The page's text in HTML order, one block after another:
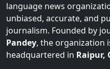
language news
unbiased, accurate, and
journalism. Founded by
Pandey, the organization
headquartered in Raipur,